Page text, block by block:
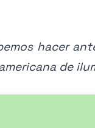
hacer
de